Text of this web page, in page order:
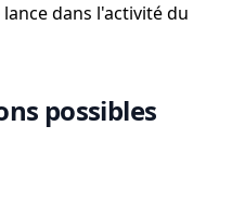
dans l'activité du
possibles